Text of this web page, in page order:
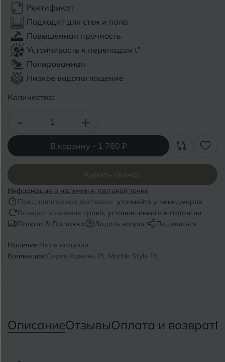
Ректификат
Подходит для стен и пола
Повышенная прочность
Устойчивость к перепадам t°
Полированная
Низкое водопоглощение
Количество:
- +
В корзину - 1 760 ₽
Купить сейчас
Информация о наличии в торговой точке
Предполагаемая доставка: уточняйте у менеджеров
Возврат в течение срока, установленного в гарантии
Оплата & Доставка
Задать вопрос Поделиться
Наличие:Нет в наличии
Коллекция:Серия Камень PL Marble Style PL
ОписаниеОтзывыОплата и возврат
Бугуруслан
В Великий Новгород
Владимир
Воронеж
Г Геленджик
Грозный
Д Дмитровград
Саратов
Сосновый Бор
Сочи
Ставрополь
Сыктывкар